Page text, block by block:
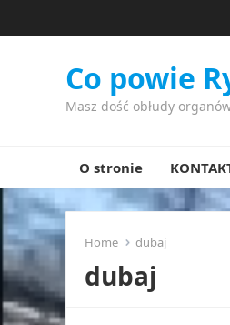
Co powie
Masz dość obłudy
O stronie
Home dubaj
dubaj